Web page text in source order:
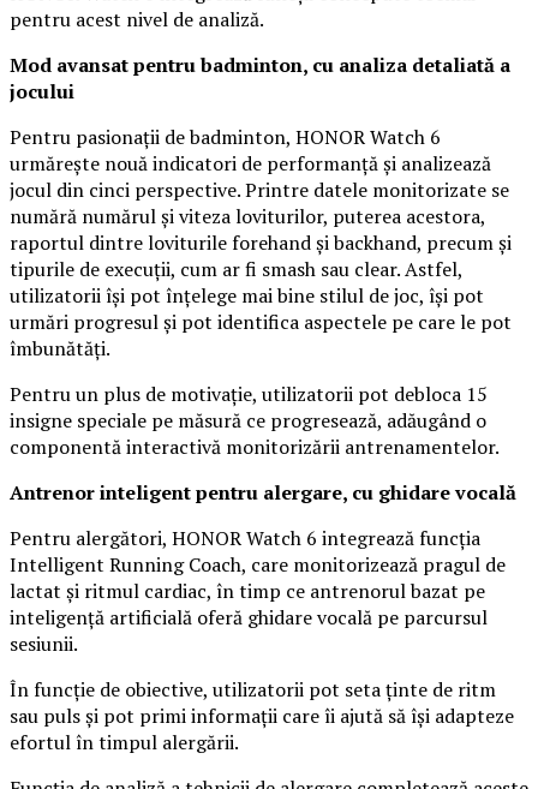
pentru acest nivel de analiză.
Mod avansat pentru badminton, cu analiza detaliată a
jocului
Pentru pasionații de badminton, HONOR Watch 6
urmărește nouă indicatori de performanță și analizează
jocul din cinci perspective. Printre datele monitorizate se
numără numărul și viteza loviturilor, puterea acestora,
raportul dintre loviturile forehand și backhand, precum și
tipurile de execuții, cum ar fi smash sau clear. Astfel,
utilizatorii își pot înțelege mai bine stilul de joc, își pot
urmări progresul și pot identifica aspectele pe care le pot
îmbunătăți.
Pentru un plus de motivație, utilizatorii pot debloca 15
insigne speciale pe măsură ce progresează, adăugând o
componentă interactivă monitorizării antrenamentelor.
Antrenor inteligent pentru alergare, cu ghidare vocală
Pentru alergători, HONOR Watch 6 integrează funcția
Intelligent Running Coach, care monitorizează pragul de
lactat și ritmul cardiac, în timp ce antrenorul bazat pe
inteligență artificială oferă ghidare vocală pe parcursul
sesiunii.
În funcție de obiective, utilizatorii pot seta ținte de ritm
sau puls și pot primi informații care îi ajută să își adapteze
efortul în timpul alergării.